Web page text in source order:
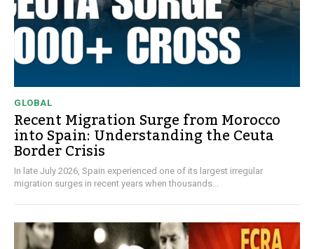
GLOBAL
Recent Migration Surge from Morocco
into Spain: Understanding the Ceuta
Border Crisis
In late July 2026, Spain experienced one of its largest irregular
migration surges in recent years when thousands...